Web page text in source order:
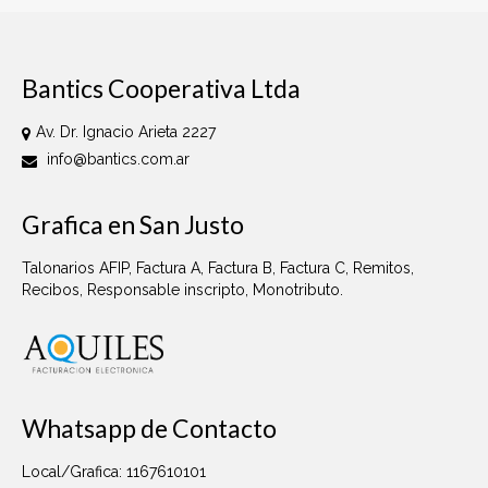
Bantics Cooperativa Ltda
Av. Dr. Ignacio Arieta 2227
info@bantics.com.ar
Grafica en San Justo
Talonarios AFIP, Factura A, Factura B, Factura C, Remitos,
Recibos, Responsable inscripto, Monotributo.
Whatsapp de Contacto
Local/Grafica: 1167610101